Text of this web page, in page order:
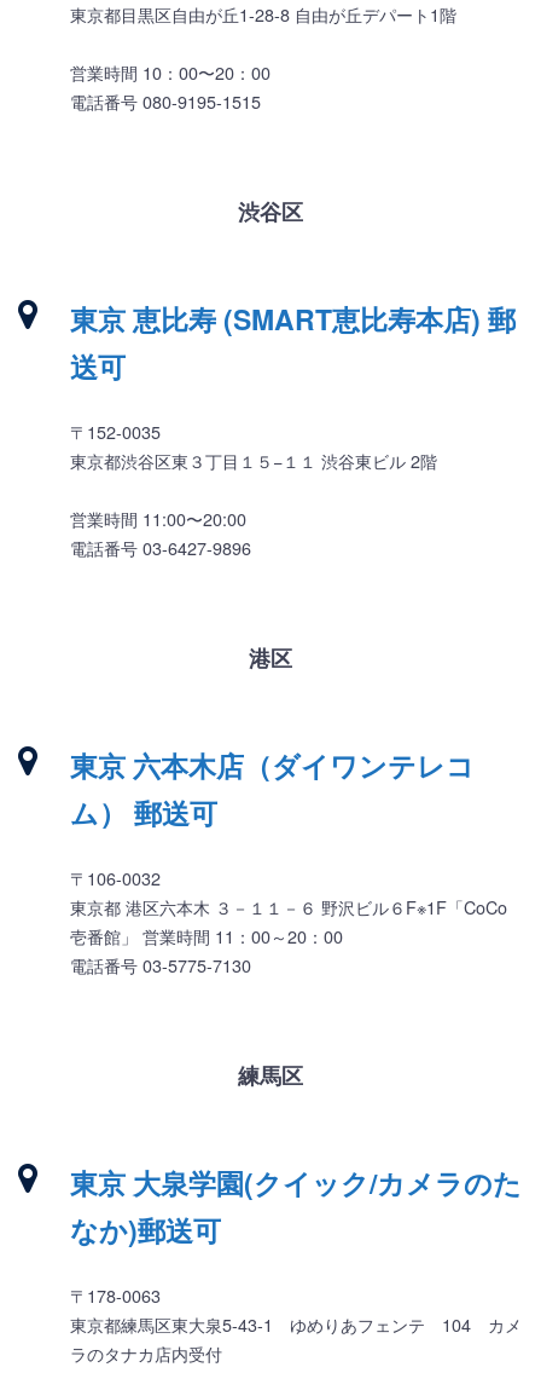
東京都目黒区自由が丘1-28-8 自由が丘デパート1階
営業時間 10：00〜20：00
電話番号 080-9195-1515
渋谷区
東京 恵比寿 (SMART恵比寿本店) 郵
送可
〒152-0035
東京都渋谷区東３丁目１５−１１ 渋谷東ビル 2階
営業時間 11:00〜20:00
電話番号 03-6427-9896
港区
東京 六本木店（ダイワンテレコ
ム） 郵送可
〒106-0032
東京都 港区六本木 ３－１１－６ 野沢ビル６F※1F「CoCo
壱番館」 営業時間 11：00～20：00
電話番号 03-5775-7130
練馬区
東京 大泉学園(クイック/カメラのた
なか)郵送可
〒178-0063
東京都練馬区東大泉5-43-1 ゆめりあフェンテ 104 カメ
ラのタナカ店内受付